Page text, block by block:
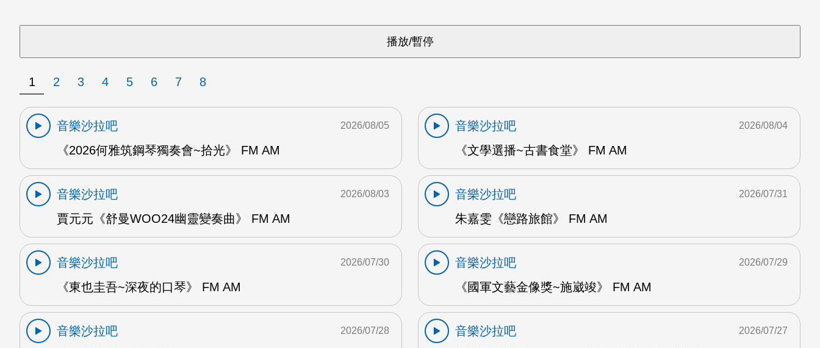
1 2 3 4 5 6 7 8
音樂沙拉吧
《2026何雅筑鋼琴獨奏會~拾光》 FM AM
2026/08/05
音樂沙拉吧
《文學選播~古書食堂》 FM AM
2026/08/04
音樂沙拉吧
賈元元《舒曼WOO24幽靈變奏曲》 FM AM
2026/08/03
音樂沙拉吧
朱嘉雯《戀路旅館》 FM AM
2026/07/31
音樂沙拉吧
《東也圭吾~深夜的口琴》 FM AM
2026/07/30
音樂沙拉吧
《國軍文藝金像獎~施崴竣》 FM AM
2026/07/29
音樂沙拉吧
2026/07/28
音樂沙拉吧
2026/07/27